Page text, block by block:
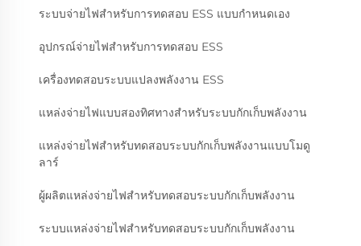
ระบบจ่ายไฟสำหรับการทดสอบ ESS แบบกำหนดเอง
อุปกรณ์จ่ายไฟสำหรับการทดสอบ ESS
เครื่องทดสอบระบบแปลงพลังงาน ESS
แหล่งจ่ายไฟแบบสองทิศทางสำหรับระบบกักเก็บพลังงาน
แหล่งจ่ายไฟสำหรับทดสอบระบบกักเก็บพลังงานแบบโมดู
ลาร์
ผู้ผลิตแหล่งจ่ายไฟสำหรับทดสอบระบบกักเก็บพลังงาน
ระบบแหล่งจ่ายไฟสำหรับทดสอบระบบกักเก็บพลังงาน